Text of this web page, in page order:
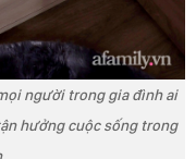
người trong gia đình ai
hưởng cuộc sống trong